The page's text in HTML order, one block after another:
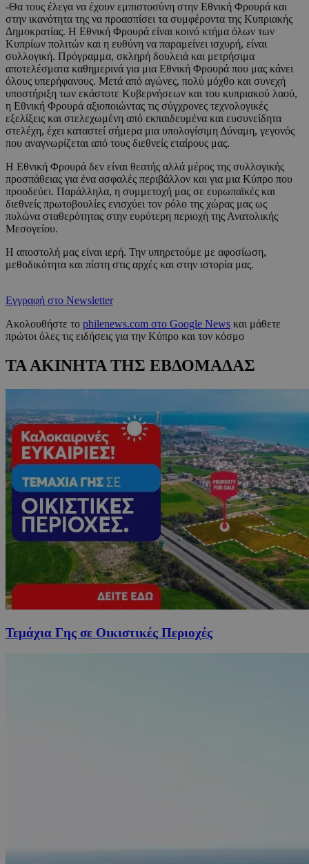
-Θα τους έλεγα να έχουν εμπιστοσύνη στην Εθνική Φρουρά και
στην ικανότητα της να προασπίσει τα συμφέροντα της Κυπριακής
Δημοκρατίας. Η Εθνική Φρουρά είναι κοινό κτήμα όλων των
Κυπρίων πολιτών και η ευθύνη να παραμείνει ισχυρή, είναι
συλλογική. Πρόγραμμα, σκληρή δουλειά και μετρήσιμα
αποτελέσματα καθημερινά για μια Εθνική Φρουρά που μας κάνει
όλους υπερήφανους. Μετά από αγώνες, πολύ μόχθο και συνεχή
υποστήριξη των εκάστοτε Κυβερνήσεων και του κυπριακού λαού,
η Εθνική Φρουρά αξιοποιώντας τις σύγχρονες τεχνολογικές
εξελίξεις και στελεχωμένη από εκπαιδευμένα και ευσυνείδητα
στελέχη, έχει καταστεί σήμερα μια υπολογίσιμη Δύναμη, γεγονός
που αναγνωρίζεται από τους διεθνείς εταίρους μας.
Η Εθνική Φρουρά δεν είναι θεατής αλλά μέρος της συλλογικής
προσπάθειας για ένα ασφαλές περιβάλλον και για μια Κύπρο που
προοδεύει. Παράλληλα, η συμμετοχή μας σε ευρωπαϊκές και
διεθνείς πρωτοβουλίες ενισχύει τον ρόλο της χώρας μας ως
πυλώνα σταθερότητας στην ευρύτερη περιοχή της Ανατολικής
Μεσογείου.
Η αποστολή μας είναι ιερή. Την υπηρετούμε με αφοσίωση,
μεθοδικότητα και πίστη στις αρχές και στην ιστορία μας.
Εγγραφή στο Newsletter
Ακολουθήστε το philenews.com στο Google News και μάθετε
πρώτοι όλες τις ειδήσεις για την Κύπρο και τον κόσμο
ΤΑ ΑΚΙΝΗΤΑ ΤΗΣ ΕΒΔΟΜΑΔΑΣ
Τεμάχια Γης σε Οικιστικές Περιοχές